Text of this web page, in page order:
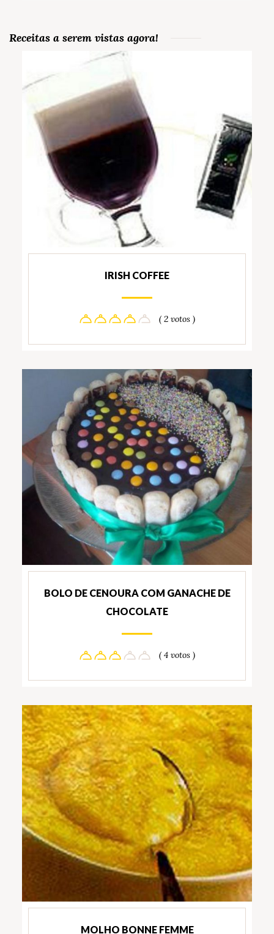
Receitas a serem vistas agora!
IRISH COFFEE
( 2 votos )
BOLO DE CENOURA COM GANACHE DE
CHOCOLATE
( 4 votos )
MOLHO BONNE FEMME